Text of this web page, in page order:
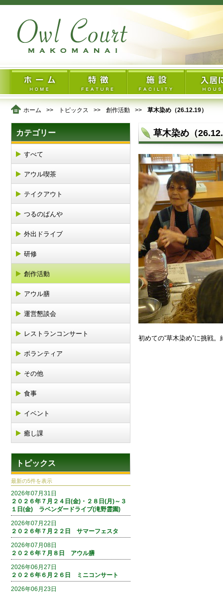
ホーム トピックス 創作活動 草木染め（26.12.19）
カテゴリー
すべて
アウル喫茶
テイクアウト
つるのぱんや
外出ドライブ
研修
創作活動
アウル膳
運営懇談会
レストランコンサート
ボランティア
その他
食事
イベント
癒し課
トピックス
最新の5件を表示
2026年07月31日
２０２６年７月２４日(金)・２８日(月)～３
１日(金) ラベンダードライブ(滝野霊園)
2026年07月22日
２０２６年７月２２日 サマーフェスタ
2026年07月08日
２０２６年７月８日 アウル膳
2026年06月27日
２０２６年６月２６日 ミニコンサート
2026年06月23日
草木染め（
初めての“草木染め”に挑戦